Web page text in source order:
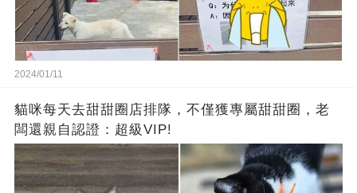
2024/01/11
貓咪每天去甜甜圈店排隊，不僅獲專屬甜甜圈，老
闆還親自認證：超級VIP!